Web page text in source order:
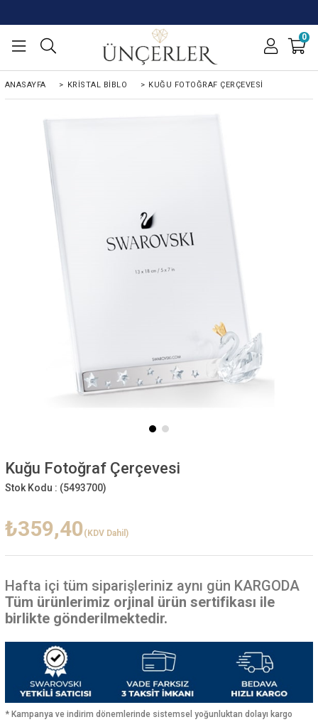
0
ANASAYFA > KRISTAL BIBLO > KUĞU FOTOĞRAF ÇERÇEVESI
Kuğu Fotoğraf Çerçevesi
Stok Kodu : (5493700)
₺359,40 (KDV Dahil)
Hafta içi tüm siparişleriniz aynı gün KARGODA
Tüm ürünlerimiz orjinal ürün sertifikası ile
birlikte gönderilmektedir.
* Kampanya ve indirim dönemlerinde sistemsel yoğunluktan dolayı kargo